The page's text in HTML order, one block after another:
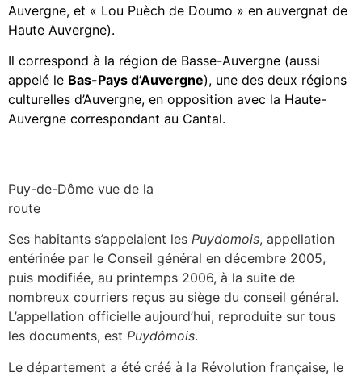
Auvergne, et « Lou Puèch de Doumo » en auvergnat de
Haute Auvergne).
Il correspond à la région de Basse-Auvergne (aussi
appelé le Bas-Pays d’Auvergne), une des deux régions
culturelles d’Auvergne, en opposition avec la Haute-
Auvergne correspondant au Cantal.
Puy-de-Dôme vue de la
route
Ses habitants s’appelaient les Puydomois, appellation
entérinée par le Conseil général en décembre 2005,
puis modifiée, au printemps 2006, à la suite de
nombreux courriers reçus au siège du conseil général.
L’appellation officielle aujourd’hui, reproduite sur tous
les documents, est Puydômois.
Le département a été créé à la Révolution française, le